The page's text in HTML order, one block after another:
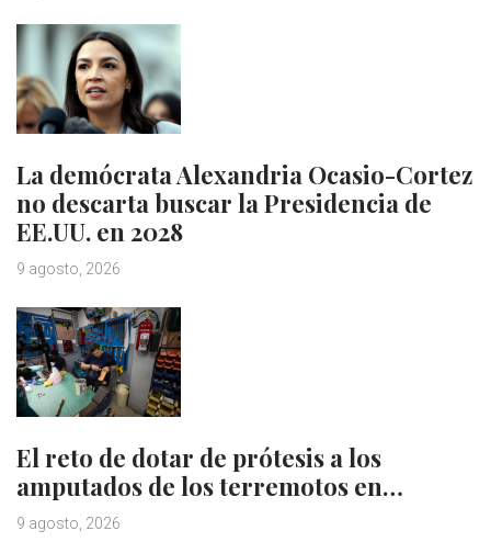
La demócrata Alexandria Ocasio-Cortez
no descarta buscar la Presidencia de
EE.UU. en 2028
9 agosto, 2026
El reto de dotar de prótesis a los
amputados de los terremotos en…
9 agosto, 2026